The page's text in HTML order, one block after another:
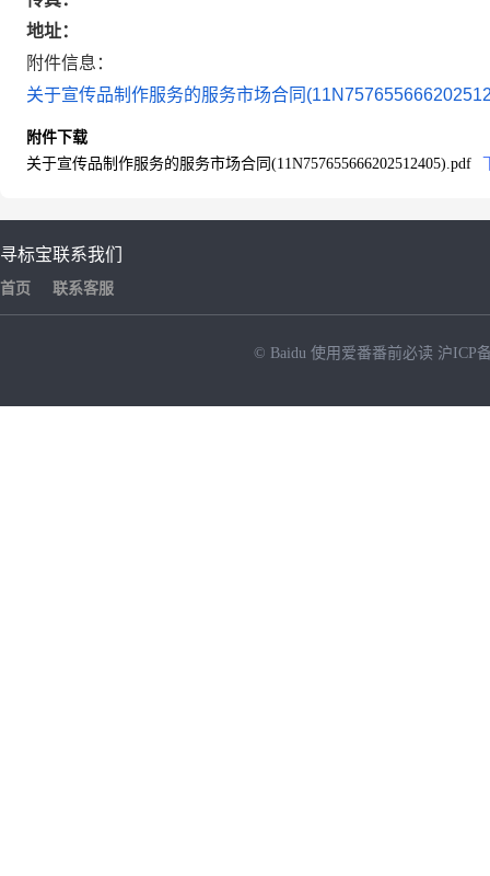
地址：
附件信息：
关于宣传品制作服务的服务市场合同
附件下载
关于宣传品制作服务的服务市场合同(11N757655666202512405).pdf
寻标宝
首页
联系我们
联系客服
© Baidu 使用爱番番前必读 沪ICP